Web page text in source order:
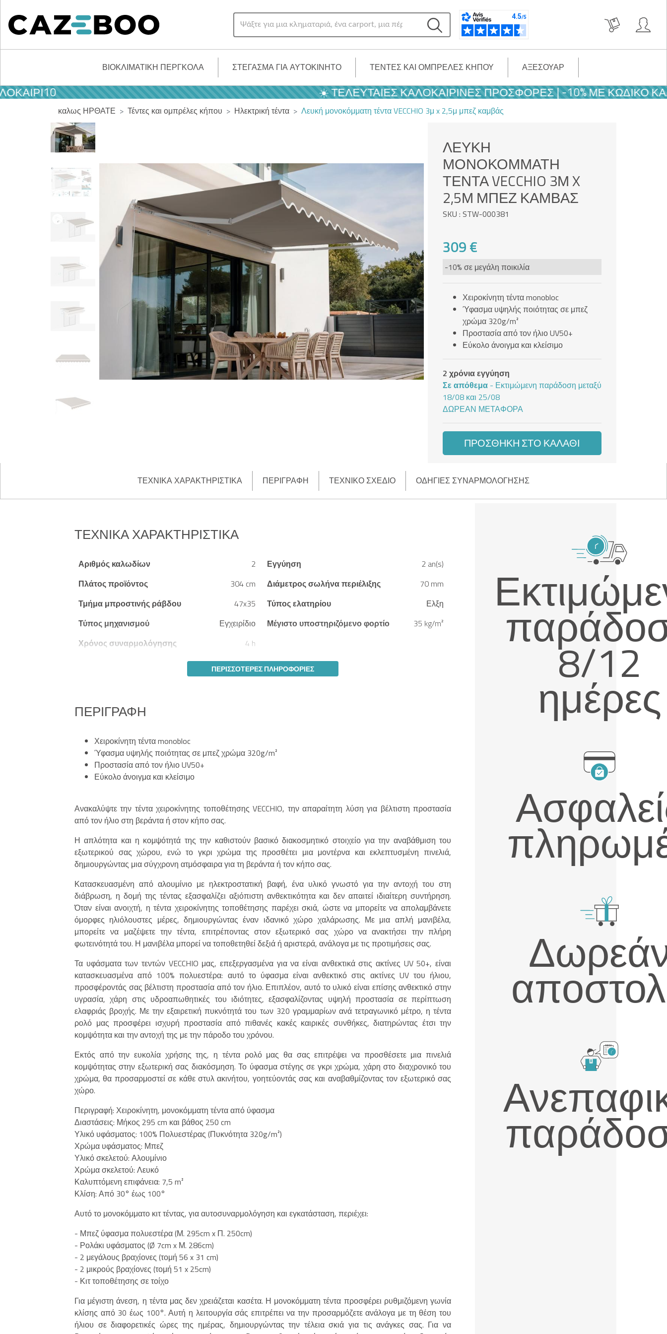
ΒΙΟΚΛΙΜΑΤΙΚΉ ΠΈΡΓΚΟΛΑ ΣΤΈΓΑΣΜΑ ΓΙΑ ΑΥΤΟΚΊΝΗΤΟ ΤΈΝΤΕΣ ΚΑΙ ΟΜΠΡΈΛΕΣ ΚΉΠΟΥ ΑΞΕΣΟΥΆΡ
☀️ ΤΕΛΕΥΤΑΊΕΣ ΚΑΛΟΚΑΙΡΙΝΈΣ ΠΡΟΣΦΟΡΈΣ | -10% ΜΕ ΚΩΔΙΚΌ
καλως ΗΡΘΑΤΕ Τέντες και ομπρέλες κήπου Ηλεκτρική τέντα Λευκή μονοκόμματη τέντα VECCHIO 3μ x 2,5μ μπεζ καμβάς
ΛΕΥΚΉ
ΜΟΝΟΚΌΜΜΑΤΗ
ΤΈΝΤΑ VECCHIO 3Μ X
2,5Μ ΜΠΕΖ ΚΑΜΒΆΣ
SKU : STW-000381
309 €
-10% σε μεγάλη ποικιλία
Χειροκίνητη τέντα monobloc
Ύφασμα υψηλής ποιότητας σε μπεζ
χρώμα 320g/m²
Προστασία από τον ήλιο UV50+
Εύκολο άνοιγμα και κλείσιμο
2 χρόνια εγγύηση
Σε απόθεμα - Εκτιμώμενη παράδοση μεταξύ
18/08 και 25/08
ΔΩΡΕΆΝ ΜΕΤΑΦΟΡΆ
ΠΡΟΣΘΉΚΗ ΣΤΟ ΚΑΛΆΘΙ
ΤΕΧΝΙΚΆ ΧΑΡΑΚΤΗΡΙΣΤΙΚΆ ΠΕΡΙΓΡΑΦΉ ΤΕΧΝΙΚΌ ΣΧΈΔΙΟ ΟΔΗΓΊΕΣ ΣΥΝΑΡΜΟΛΌΓΗΣΗΣ
ΤΕΧΝΙΚΆ ΧΑΡΑΚΤΗΡΙΣΤΙΚΆ
Αριθμός καλωδίων 2 Εγγύηση
2 an(s)
Πλάτος προϊόντος
304 cm Διάμετρος σωλήνα περιέλιξης
70 mm
Τμήμα μπροστινής ράβδου
47x35 Τύπος ελατηρίου
Ελξη
Τύπος μηχανισμού
Εγχειρίδιο Μέγιστο υποστηριζόμενο φορτίο
35 kg/m²
Χρόνος συναρμολόγησης
4 h
ΠΕΡΙΣΣΌΤΕΡΕΣ ΠΛΗΡΟΦΟΡΊΕΣ
ΠΕΡΙΓΡΑΦΉ
Χειροκίνητη τέντα monobloc
Ύφασμα υψηλής ποιότητας σε μπεζ χρώμα 320g/m²
Προστασία από τον ήλιο UV50+
Εύκολο άνοιγμα και κλείσιμο
Ανακαλύψτε την τέντα χειροκίνητης τοποθέτησης VECCHIO, την απαραίτητη λύση για βέλτιστη προστασία
από τον ήλιο στη βεράντα ή στον κήπο σας.
Η απλότητα και η κομψότητά της την καθιστούν βασικό διακοσμητικό στοιχείο για την αναβάθμιση του
εξωτερικού σας χώρου, ενώ το γκρι χρώμα της προσθέτει μια μοντέρνα και εκλεπτυσμένη πινελιά,
δημιουργώντας μια σύγχρονη ατμόσφαιρα για τη βεράντα ή τον κήπο σας.
Κατασκευασμένη από αλουμίνιο με ηλεκτροστατική βαφή, ένα υλικό γνωστό για την αντοχή του στη
διάβρωση, η δομή της τέντας εξασφαλίζει αξιόπιστη ανθεκτικότητα και δεν απαιτεί ιδιαίτερη συντήρηση.
Όταν είναι ανοιχτή, η τέντα χειροκίνητης τοποθέτησης παρέχει σκιά, ώστε να μπορείτε να απολαμβάνετε
όμορφες ηλιόλουστες μέρες, δημιουργώντας έναν ιδανικό χώρο χαλάρωσης. Με μια απλή μανιβέλα,
μπορείτε να μαζέψετε την τέντα, επιτρέποντας στον εξωτερικό σας χώρο να ανακτήσει την πλήρη
φωτεινότητά του. Η μανιβέλα μπορεί να τοποθετηθεί δεξιά ή αριστερά, ανάλογα με τις προτιμήσεις σας.
Τα υφάσματα των τεντών VECCHIO μας, επεξεργασμένα για να είναι ανθεκτικά στις ακτίνες UV 50+, είναι
κατασκευασμένα από 100% πολυεστέρα: αυτό το ύφασμα είναι ανθεκτικό στις ακτίνες UV του ήλιου,
προσφέροντάς σας βέλτιστη προστασία από τον ήλιο. Επιπλέον, αυτό το υλικό είναι επίσης ανθεκτικό στην
υγρασία, χάρη στις υδροαπωθητικές του ιδιότητες, εξασφαλίζοντας υψηλή προστασία σε περίπτωση
ελαφριάς βροχής. Με την εξαιρετική πυκνότητά του των 320 γραμμαρίων ανά τετραγωνικό μέτρο, η τέντα
ρολό μας προσφέρει ισχυρή προστασία από πιθανές κακές καιρικές συνθήκες, διατηρώντας έτσι την
κομψότητα και την αντοχή της με την πάροδο του χρόνου.
Εκτός από την ευκολία χρήσης της, η τέντα ρολό μας θα σας επιτρέψει να προσθέσετε μια πινελιά
κομψότητας στην εξωτερική σας διακόσμηση. Το ύφασμα στέγης σε γκρι χρώμα, χάρη στο διαχρονικό του
χρώμα, θα προσαρμοστεί σε κάθε στυλ ακινήτου, γοητεύοντάς σας και αναβαθμίζοντας τον εξωτερικό σας
χώρο.
Περιγραφή: Χειροκίνητη, μονοκόμματη τέντα από ύφασμα
Διαστάσεις: Μήκος 295 cm και βάθος 250 cm
Υλικό υφάσματος: 100% Πολυεστέρας (Πυκνότητα 320g/m²)
Χρώμα υφάσματος: Μπεζ
Υλικό σκελετού: Αλουμίνιο
Χρώμα σκελετού: Λευκό
Καλυπτόμενη επιφάνεια: 7,5 m²
Κλίση: Από 30° έως 100°
Αυτό το μονοκόμματο κιτ τέντας, για αυτοσυναρμολόγηση και εγκατάσταση, περιέχει:
- Μπεζ ύφασμα πολυεστέρα (Μ. 295cm x Π. 250cm)
- Ρολάκι υφάσματος (Ø 7cm x Μ. 286cm)
- 2 μεγάλους βραχίονες (τομή 56 x 31 cm)
- 2 μικρούς βραχίονες (τομή 51 x 25cm)
- Κιτ τοποθέτησης σε τοίχο
Για μέγιστη άνεση, η τέντα μας δεν χρειάζεται κασέτα. Η μονοκόμματη τέντα προσφέρει ρυθμιζόμενη γωνία
κλίσης από 30 έως 100°. Αυτή η λειτουργία σάς επιτρέπει να την προσαρμόζετε ανάλογα με τη θέση του
ήλιου σε διαφορετικές ώρες της ημέρας, δημιουργώντας την τέλεια σκιά για τις ανάγκες σας. Για να
8/12
ημέρες